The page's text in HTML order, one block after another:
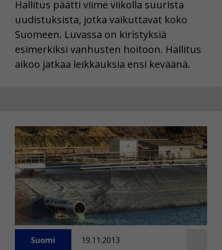
Hallitus päätti viime viikolla suurista
uudistuksista, jotka vaikuttavat koko
Suomeen. Luvassa on kiristyksiä
esimerkiksi vanhusten hoitoon. Hallitus
aikoo jatkaa leikkauksia ensi keväänä.
Suomi 19.11.2013